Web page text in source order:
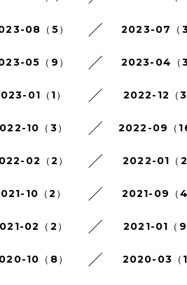
08（5） 2023-07（3
05（9） 2023-04（3
01（1） 2022-12（3
10（3） 2022-09（16
02（2） 2022-01（2
10（2） 2021-09（4
02（2） 2021-01（9
10（8） 2020-03（1